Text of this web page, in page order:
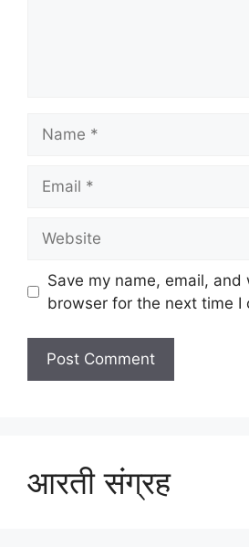
Save my name, email,
browser for the next time I
आरती संग्रह